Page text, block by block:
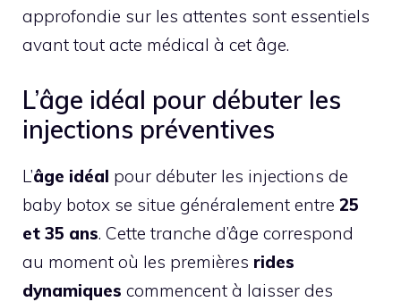
approfondie sur les attentes sont essentiels
avant tout acte médical à cet âge.
L’âge idéal pour débuter les
injections préventives
L’âge idéal pour débuter les injections de
baby botox se situe généralement entre 25
et 35 ans. Cette tranche d’âge correspond
au moment où les premières rides
dynamiques commencent à laisser des